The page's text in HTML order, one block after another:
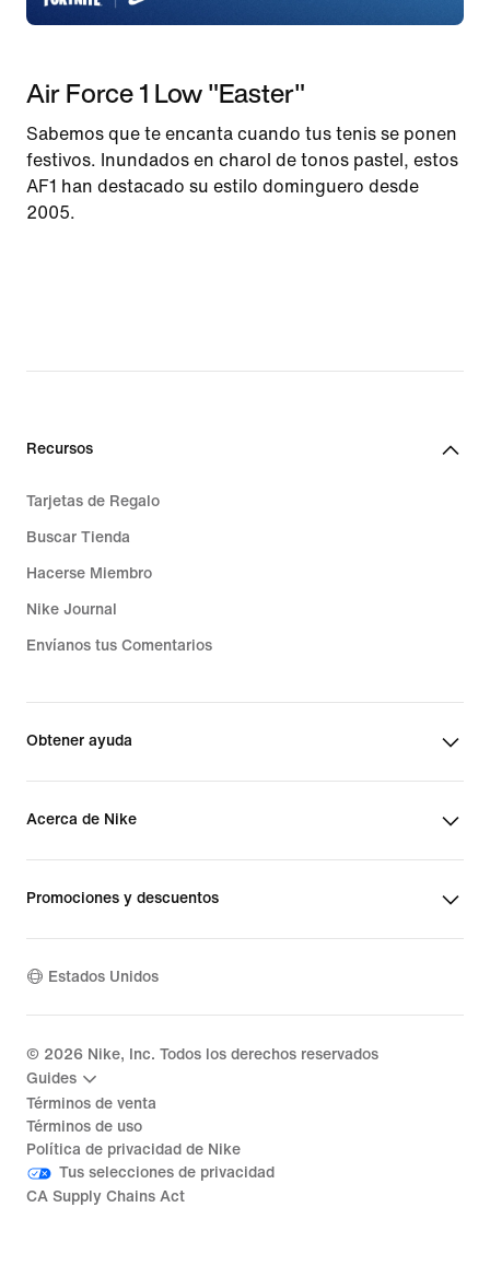
Air Force 1 Low "Easter"
Sabemos que te encanta cuando tus tenis se ponen
festivos. Inundados en charol de tonos pastel, estos
AF1 han destacado su estilo dominguero desde
2005.
Recursos
Tarjetas de Regalo
Buscar Tienda
Hacerse Miembro
Nike Journal
Envíanos tus Comentarios
Obtener ayuda
Acerca de Nike
Promociones y descuentos
Estados Unidos
© 2026 Nike, Inc. Todos los derechos reservados
Guides
Términos de venta
Términos de uso
Política de privacidad de Nike
Tus selecciones de privacidad
CA Supply Chains Act